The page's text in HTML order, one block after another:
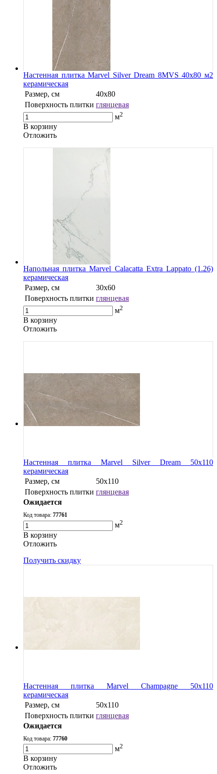
Настенная плитка Marvel Silver Dream 8MVS 40x80 м2
керамическая
Размер, см
40х80
Поверхность плитки глянцевая
м2
В корзину
Oтложить
Напольная плитка Marvel Calacatta Extra Lappato (1.26)
керамическая
Размер, см
30x60
Поверхность плитки глянцевая
м2
В корзину
Oтложить
Настенная плитка Marvel Silver Dream 50x110
керамическая
Размер, см
50x110
Поверхность плитки глянцевая
Ожидается
Код товара: 77761
м2
В корзину
Oтложить
Получить скидку
Настенная плитка Marvel Champagne 50x110
керамическая
Размер, см
50x110
Поверхность плитки глянцевая
Ожидается
Код товара: 77760
м2
В корзину
Oтложить